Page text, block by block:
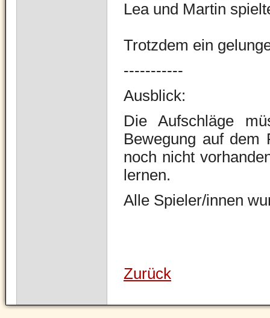
Lea und Martin
Trotzdem ein
-----------
Ausblick:
Die Aufschläge
Bewegung auf dem
noch nicht
lernen.
Alle Spieler/innen
Zurück
Navigation